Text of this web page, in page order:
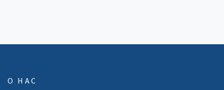
О НАС